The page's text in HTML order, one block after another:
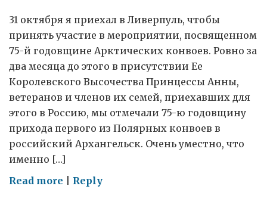
31 октября я приехал в Ливерпуль, чтобы
принять участие в мероприятии, посвященном
75-й годовщине Арктических конвоев. Ровно за
два месяца до этого в присутствии Ее
Королевского Высочества Принцессы Анны,
ветеранов и членов их семей, приехавших для
этого в Россию, мы отмечали 75-ю годовщину
прихода первого из Полярных конвоев в
российский Архангельск. Очень уместно, что
именно […]
Read more onReply